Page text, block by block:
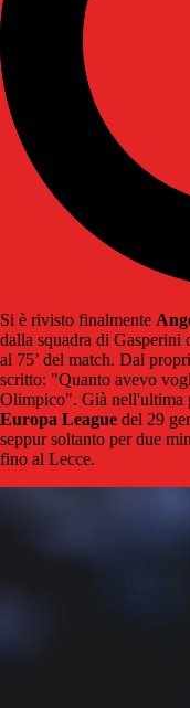
Si è rivisto finalmente
dalla squadra di Gasperini
al 75’ del match. Dal
scritto: "Quanto avevo
Olimpico". Già nell'ultima
Europa League del 29
seppur soltanto per due
fino al Lecce.